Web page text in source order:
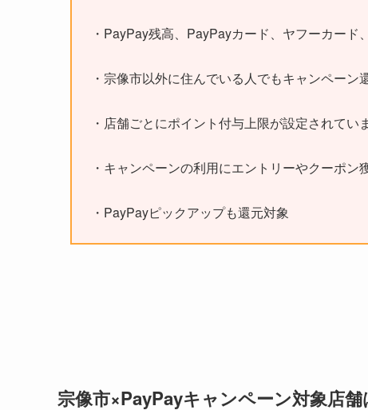
・PayPay残高、PayPayカード、ヤフーカー
・宗像市以外に住んでいる人でもキャンペーン
・店舗ごとにポイント付与上限が設定されて
・キャンペーンの利用にエントリーやクーポン
・PayPayピックアップも還元対象
宗像市×PayPayキャンペーン対象店舗